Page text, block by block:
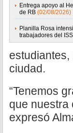
Entrega apoyo al
de RB (02/08/2026)
Planilla Rosa
trabajadores del
ciudad.
“Tenemos
que nuestra
expresó